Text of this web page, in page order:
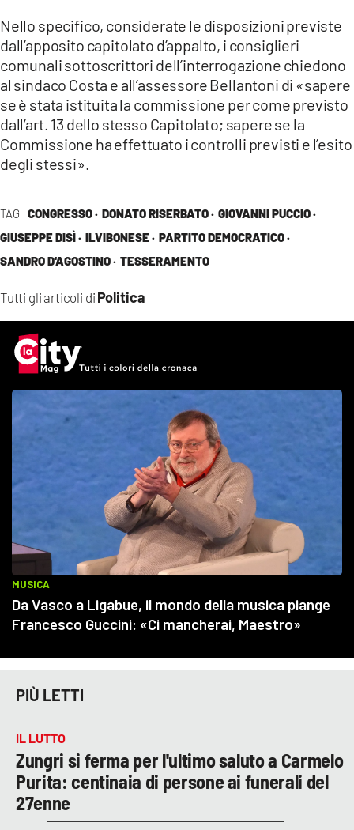
App
ANDROID
APPLE
TAG CONGRESSO · DONATO RISERBATO · GIOVANNI PUCCIO ·
GIUSEPPE DISÌ · ILVIBONESE · PARTITO DEMOCRATICO ·
SANDRO D'AGOSTINO · TESSERAMENTO
Tutti gli articoli di Politica
Nello specifico, considerate le disposizioni previste
dall’apposito capitolato d’appalto, i consiglieri
comunali sottoscrittori dell’interrogazione chiedono
al sindaco Costa e all’assessore Bellantoni di «sapere
se è stata istituita la commissione per come previsto
dall’art. 13 dello stesso Capitolato; sapere se la
Commissione ha effettuato i controlli previsti e l’esito
degli stessi».
PIÙ LETTI
IL LUTTO
Zungri si ferma per l'ultimo saluto a Carmelo
Purita: centinaia di persone ai funerali del
27enne